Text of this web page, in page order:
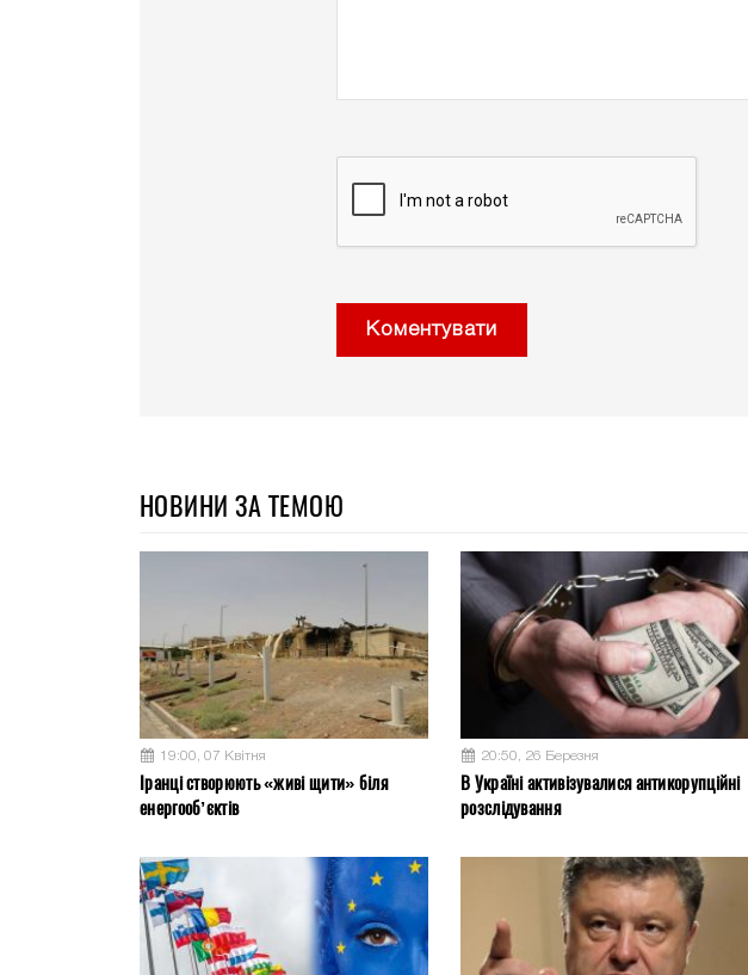
Коментувати
НОВИНИ ЗА ТЕМОЮ
19:00, 07 Квітня
Іранці створюють «живі щити» біля
енергооб’єктів
20:50, 26 Березня
В Україні активізувалися антикорупційні
розслідування